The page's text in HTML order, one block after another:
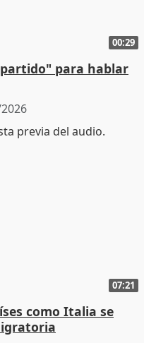
00:29
para hablar
07:21
como Italia se